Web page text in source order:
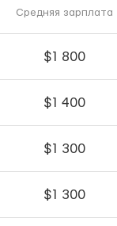
Средняя зарплата
$1 800
$1 400
$1 300
$1 300